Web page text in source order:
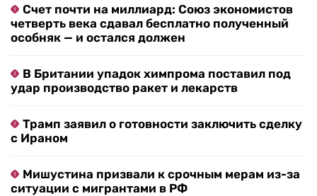
Счет почти на миллиард: Союз экономистов
четверть века сдавал бесплатно полученный
особняк — и остался должен
В Британии упадок химпрома поставил под
удар производство ракет и лекарств
Трамп заявил о готовности заключить сделку
с Ираном
Мишустина призвали к срочным мерам из-за
ситуации с мигрантами в РФ